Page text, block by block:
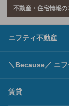
不動産・住宅情報
ニフティ不動産
＼Because／ ニ
賃貸